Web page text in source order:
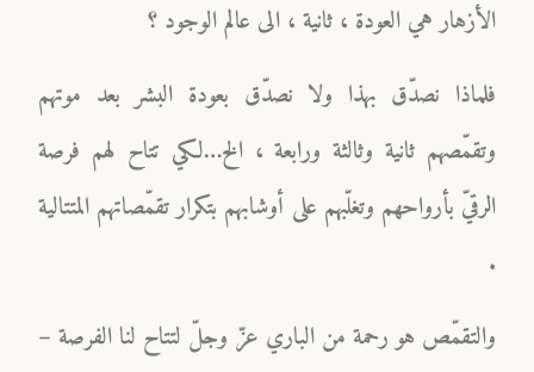
الأزهار هي العودة ، ثانية ، الى عالم الوجود ؟
فلماذا نصدّق بهذا ولا نصدّق بعودة البشر بعد موتهم
وتقمّصهم ثانية وثالثة ورابعة ، الخ…لكي تتاح لهم فرصة
الرقيّ بأرواحهم وتغلّبهم على أوشابهم بتكرار تقمّصاتهم المتتالية
.
والتقمّص هو رحمة من الباري عزّ وجلّ لتتاح لنا الفرصة –